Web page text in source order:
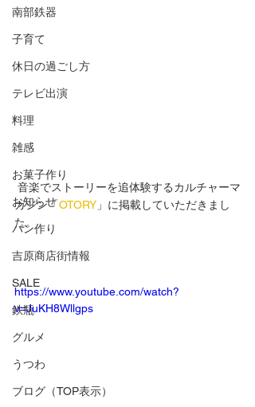
南部鉄器
子育て
休日の過ごし方
テレビ出演
料理
雑感
お菓子作り
お知らせ
パン作り
吉原商店街情報
SALE
鉄瓶
グルメ
うつわ
ブログ（TOP表示）
ガジン「OTORY 」に掲載していただきまし
た。
https://www.youtube.com/watch?
v=JuKH8Wllgps